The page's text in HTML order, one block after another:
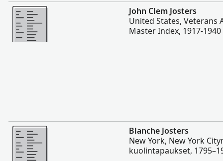
Enemmän
John Clem Josters
United States, Veterans
Master Index, 1917-1940
Enemmän
Blanche Josters
New York, New York
kuolintapaukset,